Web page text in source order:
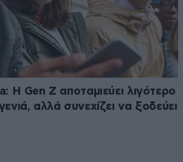
Η Gen Z αποταμιεύει λιγότερο
αλλά συνεχίζει να ξοδεύει